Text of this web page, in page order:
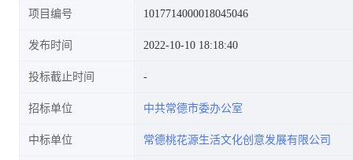
项目编号 1017714000018045046
发布时间 2022-10-10 18:18:40
投标截止时间
招标单位 中共常德市委办公室
中标单位 常德桃花源生活文化创意发展有限公司